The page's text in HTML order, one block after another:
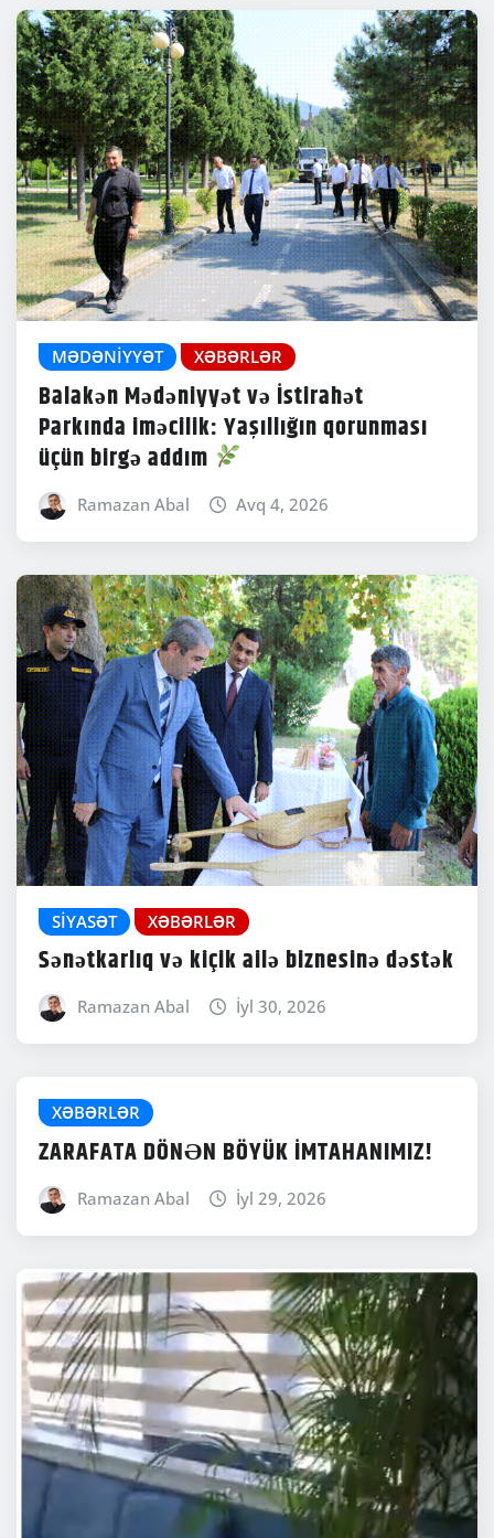
MƏDƏNIYYƏT XƏBƏRLƏR
Balakən Mədəniyyət və İstirahət
Parkında iməcilik: Yaşıllığın qorunması
üçün birgə addım
Ramazan Abal Avq 4, 2026
SIYASƏT XƏBƏRLƏR
Sənətkarlıq və kiçik ailə biznesinə dəstək
Ramazan Abal İyl 30, 2026
XƏBƏRLƏR
ZARAFATA DÖNƏN BÖYÜK İMTAHANIMIZ!
Ramazan Abal İyl 29, 2026